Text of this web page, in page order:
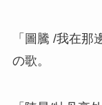
「圖騰 /我在
の歌。